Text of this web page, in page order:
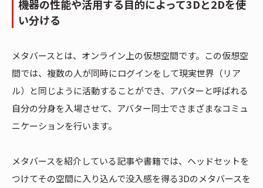
機器の性能や活用する目的によって3Dと2Dを使
い分ける
メタバースとは、オンライン上の仮想空間です。この仮想空
間では、複数の人が同時にログインをして現実世界（リア
ル）と同じように活動することができ、アバターと呼ばれる
自分の分身を入場させて、アバター同士でさまざまなコミュ
ニケーションを行います。
メタバースを紹介している記事や書籍では、ヘッドセットを
つけてその空間に入り込んで没入感を得る3Dのメタバースを